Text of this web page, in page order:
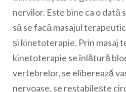
nervilor. Este bine ca o dată
să se facă masajul
și kinetoterapie. Prin masaj
kinetoterapie se înlătură
vertebrelor, se eliberează
nervoase, se restabilește